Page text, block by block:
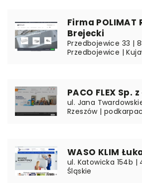
Firma POLIMAT
Brejecki
Przedbojewice 33 |
Przedbojewice |
PACO FLEX Sp.
ul. Jana
Rzeszów |
WASO KLIM
ul. Katowicka 154b |
Śląskie